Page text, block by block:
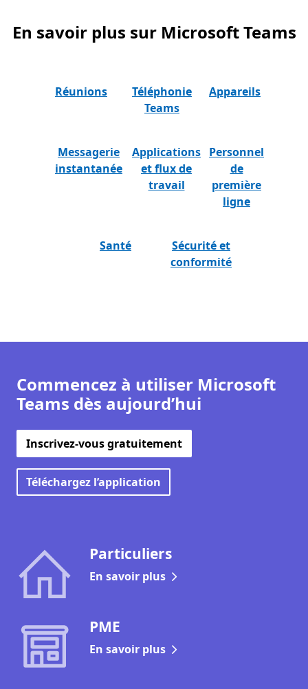
En savoir plus sur Microsoft Teams
Réunions
Téléphonie
Teams
Appareils
Messagerie
instantanée
Applications
et flux de
travail
Personnel
de
première
ligne
Santé
Sécurité et
conformité
Commencez à utiliser Microsoft
Teams dès aujourd’hui
Inscrivez-vous gratuitement
Téléchargez l’application
Particuliers
En savoir plus
PME
En savoir plus